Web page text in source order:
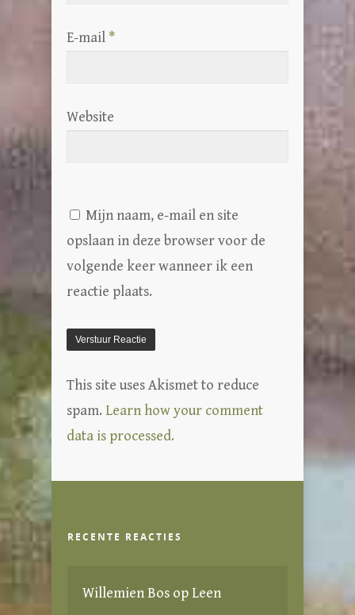
E-mail *
Website
Mijn naam, e-mail en site
opslaan in deze browser voor de
volgende keer wanneer ik een
reactie plaats.
This site uses Akismet to reduce
spam. Learn how your comment
data is processed.
RECENTE REACTIES
Willemien Bos opLeen